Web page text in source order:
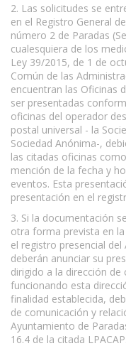
2. Las solicitudes se
en el Registro General
número 2 de Paradas
cualesquiera de los
Ley 39/2015, de 1 de
Común de las
encuentran las Oficinas
ser presentadas
oficinas del operador
postal universal - la
Sociedad Anónima-,
las citadas oficinas
mención de la fecha y
eventos. Esta
presentación en el
3. Si la documentación
otra forma prevista en
el registro presencial
deberán anunciar su
dirigido a la dirección de
funcionando esta
finalidad establecida,
de comunicación y
Ayuntamiento de
16.4 de la citada LPACAP.